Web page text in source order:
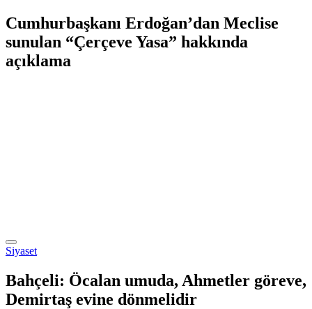
Cumhurbaşkanı Erdoğan’dan Meclise
sunulan “Çerçeve Yasa” hakkında
açıklama
Siyaset
Bahçeli: Öcalan umuda, Ahmetler göreve,
Demirtaş evine dönmelidir